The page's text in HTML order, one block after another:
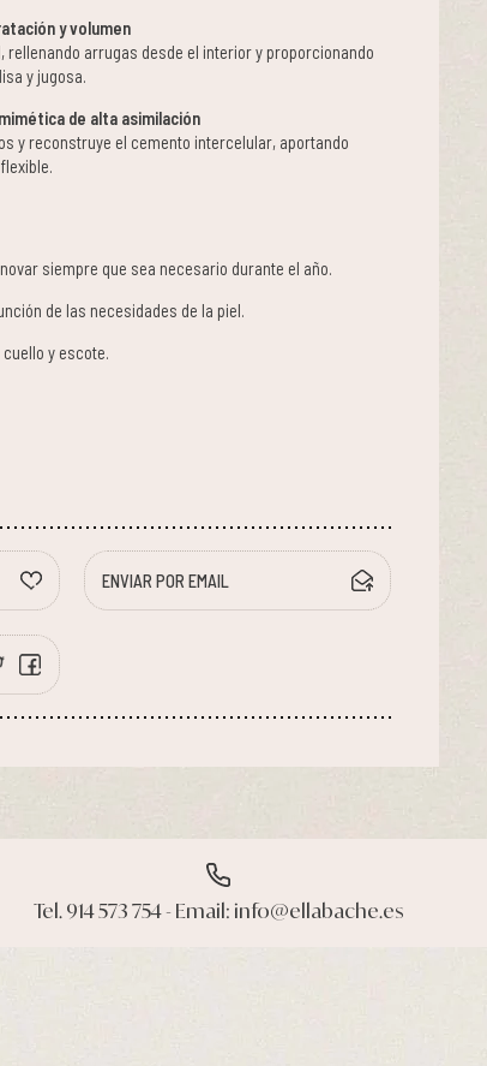
y volumen
rellenando arrugas desde el interior y proporcionando
y jugosa.
de alta asimilación
y reconstruye el cemento intercelular, aportando
siempre que sea necesario durante el año.
de las necesidades de la piel.
y escote.
ENVIAR POR EMAIL
Tel. 914 573 754 - Email: info@ellabache.es